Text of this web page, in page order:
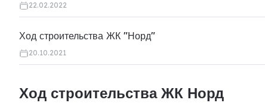
22.02.2022
Ход строительства ЖК "Норд"
20.10.2021
Ход строительства ЖК Норд